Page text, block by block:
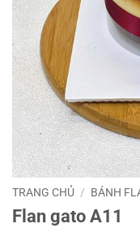
TRANG CHỦ / BÁNH
Flan gato A11